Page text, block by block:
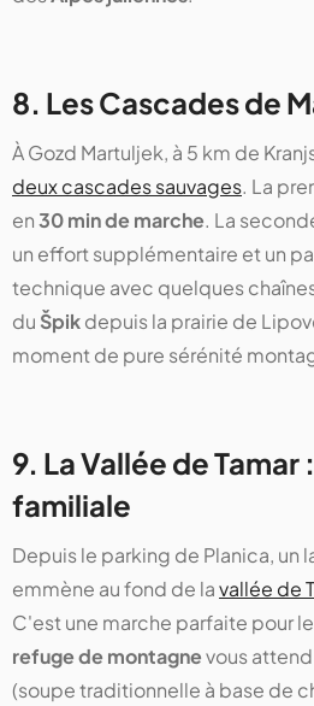
8. Les Cascades de
À Gozd Martuljek, à 5 km de
deux cascades sauvages. La
en30 min de marche. La
un effort supplémentaire et un
technique avec quelques
du Špikdepuis la prairie de
moment de pure sérénité
9. La Vallée de Tamar
familiale
Depuis le parking de Planica, un
emmène au fond de lavallée de
C'est une marche parfaite pour
refuge de montagnevous
(soupe traditionnelle à base de